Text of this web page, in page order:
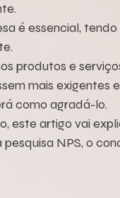
é essencial,
produtos e
mais exigentes
como agradá-lo.
este artigo vai
NPS, o